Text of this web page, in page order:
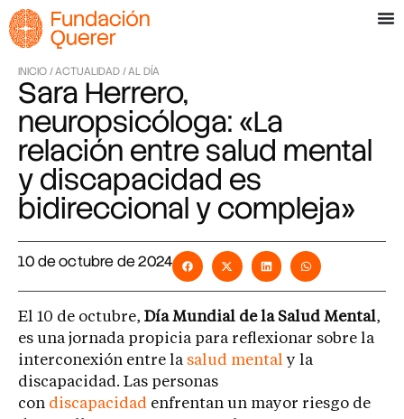
INICIO /ACTUALIDAD /AL DÍA
Sara Herrero,
neuropsicóloga: «La
relación entre salud mental
y discapacidad es
bidireccional y compleja»
10 de octubre de 2024
El 10 de octubre, Día Mundial de la Salud Mental,
es una jornada propicia para reflexionar sobre la
interconexión entre la salud mental y la
discapacidad. Las personas
con discapacidad enfrentan un mayor riesgo de